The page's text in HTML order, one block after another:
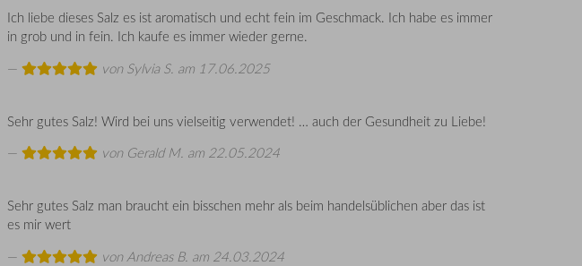
Ich liebe dieses Salz es ist aromatisch und echt fein im Geschmack. Ich habe es immer
in grob und in fein. Ich kaufe es immer wieder gerne.
von Sylvia S. am 17.06.2025
Sehr gutes Salz! Wird bei uns vielseitig verwendet! … auch der Gesundheit zu Liebe!
von Gerald M. am 22.05.2024
Sehr gutes Salz man braucht ein bisschen mehr als beim handelsüblichen aber das ist
es mir wert
von Andreas B. am 24.03.2024